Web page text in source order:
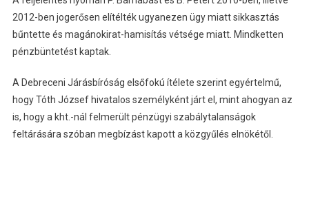
2012-ben jogerősen elítélték ugyanezen ügy miatt sikkasztás
bűntette és magánokirat-hamisítás vétsége miatt. Mindketten
pénzbüntetést kaptak.
A Debreceni Járásbíróság elsőfokú ítélete szerint egyértelmű,
hogy Tóth József hivatalos személyként járt el, mint ahogyan az
is, hogy a kht.-nál felmerült pénzügyi szabálytalanságok
feltárására szóban megbízást kapott a közgyűlés elnökétől.